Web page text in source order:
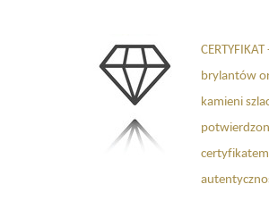
brylantów
kamieni
certyfikatem